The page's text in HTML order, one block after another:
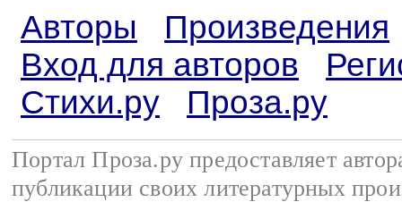
Авторы
Произведения
Вход для авторов
Стихи.ру
Проза.ру
Портал Проза.ру предоставляет
публикации своих литературных